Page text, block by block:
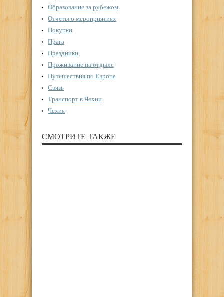
Образование за рубежом
Отчеты о мероприятиях
Покупки
Прага
Праздники
Проживание на отдыхе
Путешествия по Европе
Связь
Транспорт в Чехии
Чехия
СМОТРИТЕ ТАКЖЕ